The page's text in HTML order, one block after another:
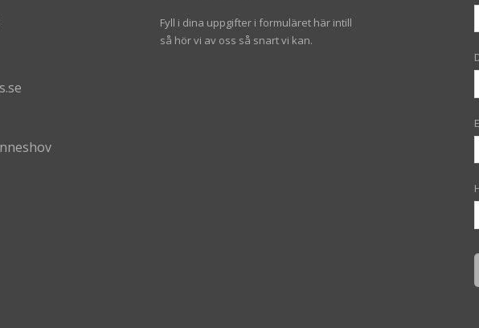
Fyll i dina uppgifter i formuläret här intill
så hör vi av oss så snart vi kan.